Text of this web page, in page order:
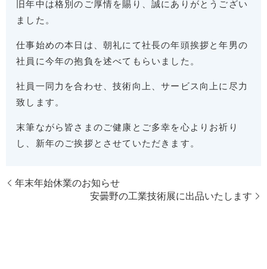
旧年中は格別のご厚情を賜り、誠にありがとうござい
ました。
仕事始めの本日は、朝礼にて社長の年頭挨拶と年男の
社員に今年の抱負を述べてもらいました。
社員一同力を合わせ、技術向上、サービス向上に尽力
致します。
末筆ながら皆さまのご健康とご多幸を心よりお祈り
し、新年のご挨拶とさせていただきます。
年末年始休業のお知らせ
安曇野の工業技術展に出品いたします